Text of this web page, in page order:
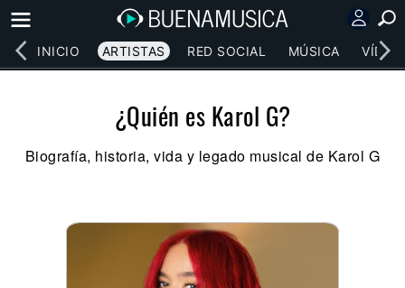
INICIO ARTISTAS RED SOCIAL MÚSICA
¿Quién es Karol G?
Biografía, historia, vida y legado musical de Karol G